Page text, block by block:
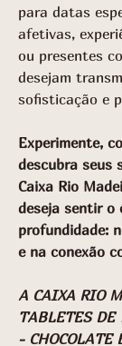
para datas
afetivas,
ou presentes
desejam
sofisticação e
Experimente,
descubra seus
Caixa Rio
deseja sentir o
profundidade:
e na conexão
A CAIXA RIO
TABLETES DE
- CHOCOLATE